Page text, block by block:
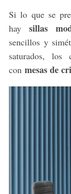
Si lo que se
haysillas
sencillos y
saturados, los
con mesas de